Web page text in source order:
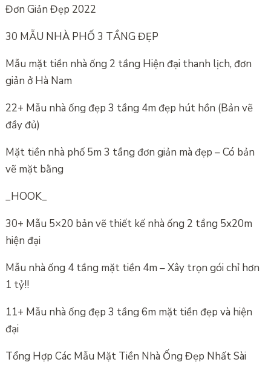
Đơn Giản Đẹp 2022
30 MẪU NHÀ PHỐ 3 TẦNG ĐẸP
Mẫu mặt tiền nhà ống 2 tầng Hiện đại thanh lịch, đơn
giản ở Hà Nam
22+ Mẫu nhà ống đẹp 3 tầng 4m đẹp hút hồn (Bản vẽ
đầy đủ)
Mặt tiền nhà phố 5m 3 tầng đơn giản mà đẹp – Có bản
vẽ mặt bằng
_HOOK_
30+ Mẫu 5×20 bản vẽ thiết kế nhà ống 2 tầng 5x20m
hiện đại
Mẫu nhà ống 4 tầng mặt tiền 4m – Xây trọn gói chỉ hơn
1 tỷ!!
11+ Mẫu nhà ống đẹp 3 tầng 6m mặt tiền đẹp và hiện
đại
Tổng Hợp Các Mẫu Mặt Tiền Nhà Ống Đẹp Nhất Sài